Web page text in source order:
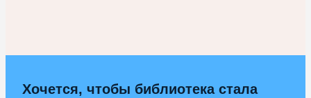
Хочется, чтобы библиотека стала